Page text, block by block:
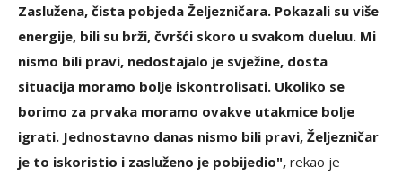
Zaslužena, čista pobjeda Željezničara. Pokazali su više
energije, bili su brži, čvršći skoro u svakom dueluu. Mi
nismo bili pravi, nedostajalo je svježine, dosta
situacija moramo bolje iskontrolisati. Ukoliko se
borimo za prvaka moramo ovakve utakmice bolje
igrati. Jednostavno danas nismo bili pravi, Željezničar
je to iskoristio i zasluženo je pobijedio", rekao je